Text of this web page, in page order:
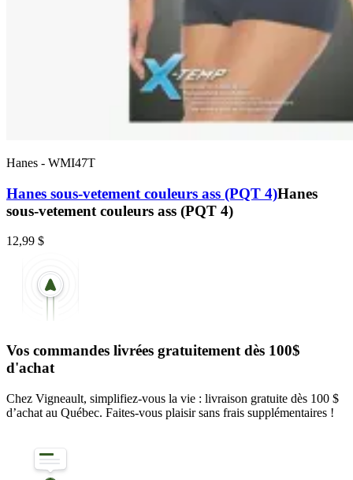
Hanes - WMI47T
Hanes sous-vetement couleurs ass (PQT 4)Hanes
sous-vetement couleurs ass (PQT 4)
12,99 $
Vos commandes livrées gratuitement dès 100$
d'achat
Chez Vigneault, simplifiez-vous la vie : livraison gratuite dès 100 $
d’achat au Québec. Faites-vous plaisir sans frais supplémentaires !